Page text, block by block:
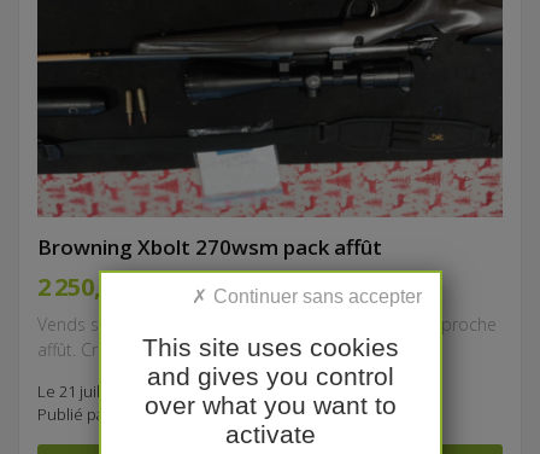
Browning Xbolt 270wsm pack affût
2 250,00 €
Vends sublime browning x bolt 270wsm équipée approche
affût. Crosse composite état neuve avec busque...
Le 21 juillet à 16:22
Publié par
antoine.frichot976
This site uses cookies
and gives you control
over what you want to
activate